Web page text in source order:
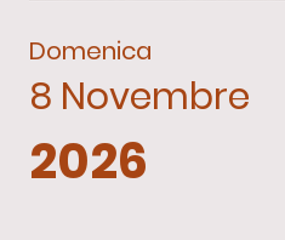
Domenica
8 Novembre
2026